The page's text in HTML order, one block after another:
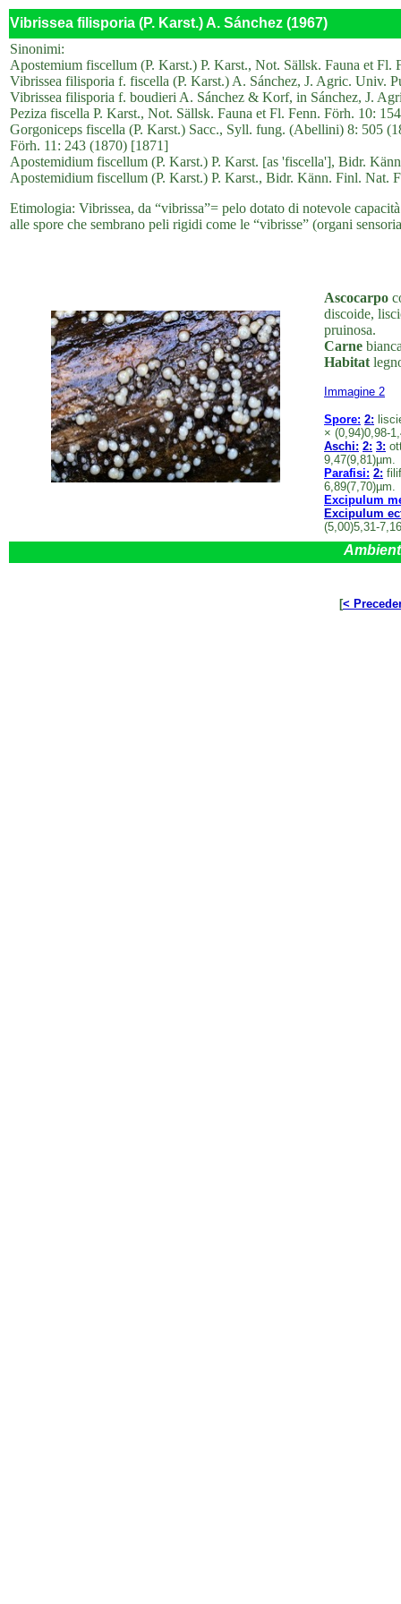
Vibrissea filisporia (P. Karst.) A. Sánchez (1967)
Sinonimi:
Apostemium fiscellum (P. Karst.) P. Karst., Not. Sällsk. Fauna et Fl.
Vibrissea filisporia f. fiscella (P. Karst.) A. Sánchez, J. Agric. Univ.
Vibrissea filisporia f. boudieri A. Sánchez & Korf, in Sánchez, J.
Peziza fiscella P. Karst., Not. Sällsk. Fauna et Fl. Fenn. Förh. 10:
Gorgoniceps fiscella (P. Karst.) Sacc., Syll. fung. (Abellini) 8: 505
Förh. 11: 243 (1870) [1871]
Apostemidium fiscellum (P. Karst.) P. Karst. [as 'fiscella'], Bidr.
Apostemidium fiscellum (P. Karst.) P. Karst., Bidr. Känn. Finl. Nat.
Etimologia: Vibrissea, da “vibrissa”= pelo dotato di notevole
alle spore che sembrano peli rigidi come le “vibrisse” (organi
Ascocarpo
discoide,
pruinosa.
Carne
Habitat
Immagine 2
Spore: 2:
× (0,94)0,98-
Aschi: 2: 3:
9,47(9,81)µm.
Parafisi: 2:
6,89(7,70)µm.
Excipulum
Excipulum
(5,00)5,31-
[<